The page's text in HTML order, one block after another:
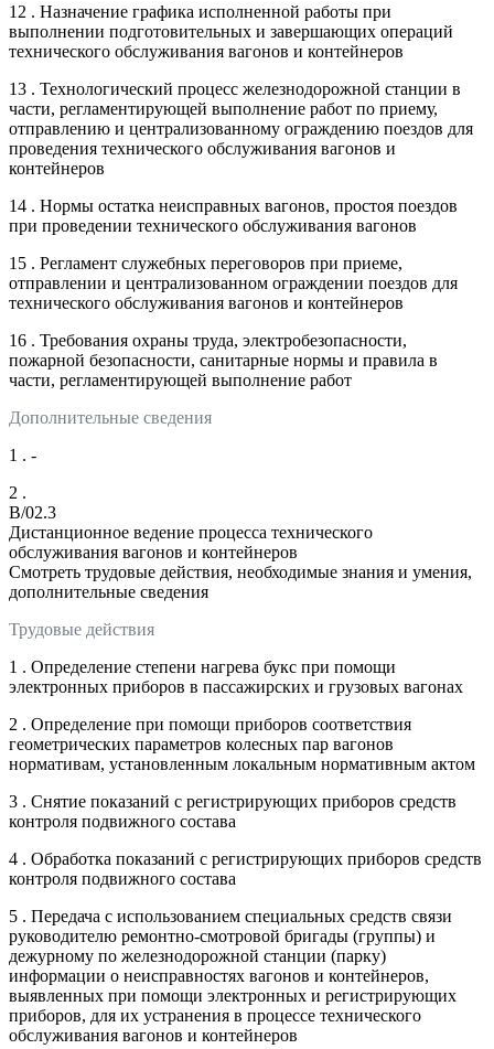
12 . Назначение графика исполненной работы при
выполнении подготовительных и завершающих операций
технического обслуживания вагонов и контейнеров
13 . Технологический процесс железнодорожной станции в
части, регламентирующей выполнение работ по приему,
отправлению и централизованному ограждению поездов для
проведения технического обслуживания вагонов и
контейнеров
14 . Нормы остатка неисправных вагонов, простоя поездов
при проведении технического обслуживания вагонов
15 . Регламент служебных переговоров при приеме,
отправлении и централизованном ограждении поездов для
технического обслуживания вагонов и контейнеров
16 . Требования охраны труда, электробезопасности,
пожарной безопасности, санитарные нормы и правила в
части, регламентирующей выполнение работ
Дополнительные сведения
1 . -
2 .
B/02.3
Дистанционное ведение процесса технического
обслуживания вагонов и контейнеров
Смотреть трудовые действия, необходимые знания и умения,
дополнительные сведения
Трудовые действия
1 . Определение степени нагрева букс при помощи
электронных приборов в пассажирских и грузовых вагонах
2 . Определение при помощи приборов соответствия
геометрических параметров колесных пар вагонов
нормативам, установленным локальным нормативным актом
3 . Снятие показаний с регистрирующих приборов средств
контроля подвижного состава
4 . Обработка показаний с регистрирующих приборов средств
контроля подвижного состава
5 . Передача с использованием специальных средств связи
руководителю ремонтно-смотровой бригады (группы) и
дежурному по железнодорожной станции (парку)
информации о неисправностях вагонов и контейнеров,
выявленных при помощи электронных и регистрирующих
приборов, для их устранения в процессе технического
обслуживания вагонов и контейнеров